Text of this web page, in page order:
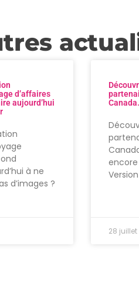
d’affaires
aujourd’hui
à ne
d’images ?
encore
28 juillet